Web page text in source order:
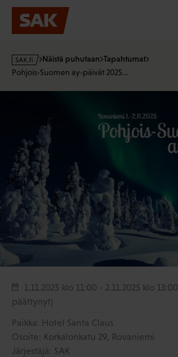
Hyppää
sisältöön
s
a
Näistä puhutaan Tapahtumat
Pohjois-Suomen ay-päivät 2025…
1.11.2025 klo 11:00 - 2.11.2025 klo 13:00
päättynyt)
Paikka: Hotel Santa Claus
Osoite: Korkalonkatu 29, Rovaniemi
Järjestäjä: SAK